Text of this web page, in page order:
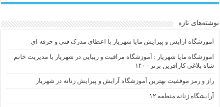
نوشته‌های تازه
آموزشگاه آرایش و پیرایش مایا شهریار با اعطای مدرک فنی و حرفه ای
اموزشگاه مایا شهریار : آموزشگاه مراقبت و زیبایی در شهریار با مدیریت خانم
شاه بلاغی کارآفرین برتر ۱۴۰۰
راز و رمز موفقیت بهترین آموزشگاه آرایش و پیرایش زنانه در شهریار
آرایشگاه زنانه منطقه ۱۲